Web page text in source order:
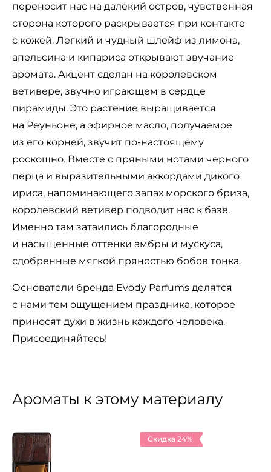
переносит нас на далекий остров, чувственная
сторона которого раскрывается при контакте
с кожей. Легкий и чудный шлейф из лимона,
апельсина и кипариса открывают звучание
аромата. Акцент сделан на королевском
ветивере, звучно играющем в сердце
пирамиды. Это растение выращивается
на Реуньоне, а эфирное масло, получаемое
из его корней, звучит по-настоящему
роскошно. Вместе с пряными нотами черного
перца и выразительными аккордами дикого
ириса, напоминающего запах морского бриза,
королевский ветивер подводит нас к базе.
Именно там затаились благородные
и насыщенные оттенки амбры и мускуса,
сдобренные мягкой пряностью бобов тонка.
Основатели бренда Evody Parfums делятся
с нами тем ощущением праздника, которое
приносят духи в жизнь каждого человека.
Присоединяйтесь!
Ароматы к этому материалу
Скидка 24%